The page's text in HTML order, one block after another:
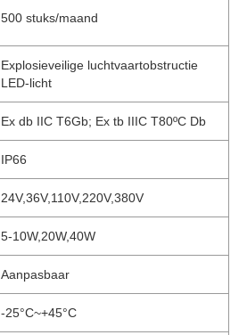
500 stuks/maand
Explosieveilige luchtvaartobstructie
LED-licht
Ex db IIC T6Gb; Ex tb IIIC T80ºC Db
IP66
24V,36V,110V,220V,380V
5-10W,20W,40W
Aanpasbaar
-25°C~+45°C